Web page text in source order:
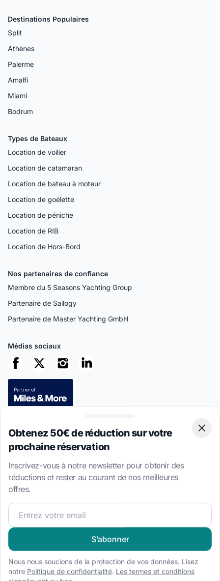
Destinations Populaires
Split
Athènes
Palerme
Amalfi
Miami
Bodrum
Types de Bateaux
Location de voilier
Location de catamaran
Location de bateau à moteur
Location de goélette
Location de péniche
Location de RIB
Location de Hors-Bord
Nos partenaires de confiance
Membre du 5 Seasons Yachting Group
Partenaire de Sailogy
Partenaire de Master Yachting GmbH
Médias sociaux
This site is protected by reCAPTCHA
4.7 · 8,533 avis clients vérifiés
Obtenez 50€ de réduction sur votre
prochaine réservation
Inscrivez-vous à notre newsletter pour obtenir des
réductions et rester au courant de nos meilleures
offres.
Rejoignez notre communauté et pour recevoir les
S’abonner
notre Politique de confidentialité.Les termes et conditions
s'appliquent au bon.